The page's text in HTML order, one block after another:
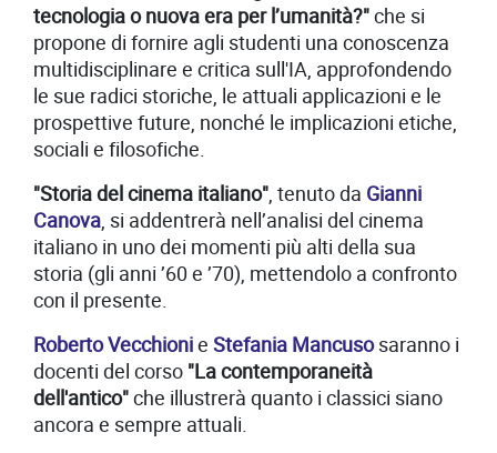
tecnologia o nuova era per l’umanità?"che si
propone di fornire agli studenti una conoscenza
multidisciplinare e critica sull'IA, approfondendo
le sue radici storiche, le attuali applicazioni e le
prospettive future, nonché le implicazioni etiche,
sociali e filosofiche.
"Storia del cinema italiano", tenuto da Gianni
Canova, si addentrerà nell’analisi del cinema
italiano in uno dei momenti più alti della sua
storia (gli anni ’60 e ’70), mettendolo a confronto
con il presente.
Roberto Vecchionie Stefania Mancusosaranno i
docenti del corso "La contemporaneità
dell'antico"che illustrerà quanto i classici siano
ancora e sempre attuali.